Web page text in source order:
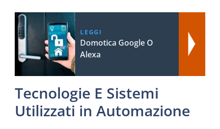
LEGGI
Domotica Google O
Alexa
Tecnologie E Sistemi
Utilizzati in Automazione